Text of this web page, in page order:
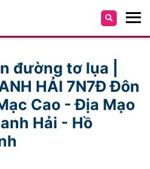
đường tơ lụa |
HẢI 7N7Đ Đôn
Cao - Địa Mạo
Hải - Hồ